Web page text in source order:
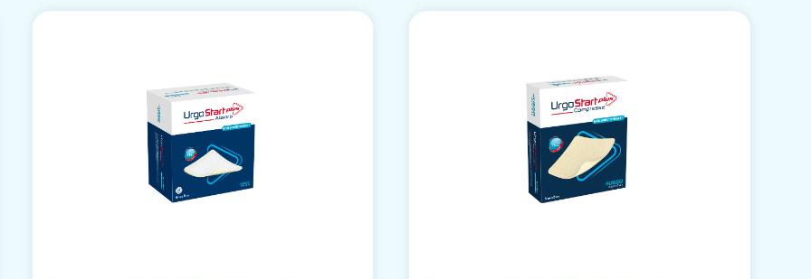
disponible sur YouTube